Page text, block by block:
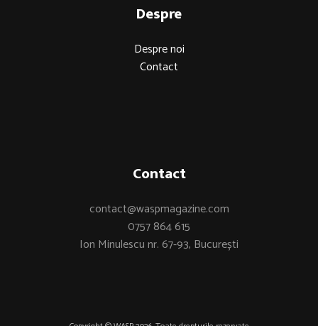
Despre
Despre noi
Contact
Contact
contact@waspmagazine.com
0757 864 615
Ion Minulescu nr. 67-93, București